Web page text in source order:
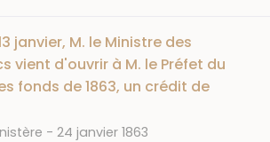
janvier, M. le Ministre des
vient d'ouvrir à M. le Préfet du
fonds de 1863, un crédit de
DATE
24 janvier 1863